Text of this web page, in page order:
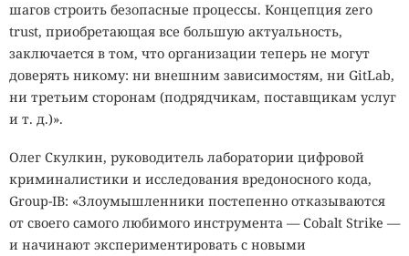
шагов строить безопасные процессы. Концепция zero
trust, приобретающая все большую актуальность,
заключается в том, что организации теперь не могут
доверять никому: ни внешним зависимостям, ни GitLab,
ни третьим сторонам (подрядчикам, поставщикам услуг
и т. д.)».
Олег Скулкин, руководитель лаборатории цифровой
криминалистики и исследования вредоносного кода,
Group-IB: «Злоумышленники постепенно отказываются
от своего самого любимого инструмента — Cobalt Strike —
и начинают экспериментировать с новыми